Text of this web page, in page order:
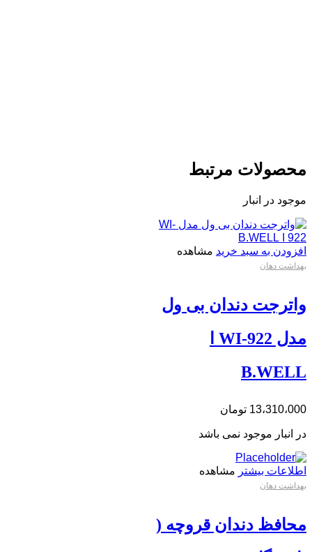
محصولات مرتبط
موجود در انبار
افزودن به سبد خرید مشاهده
بهداشت دهان
واترجت دندان بی ول
B.WELL
13،310،000 تومان
در انبار موجود نمی باشد
اطلاعات بیشتر مشاهده
بهداشت دهان
محافظ دندان قروچه (